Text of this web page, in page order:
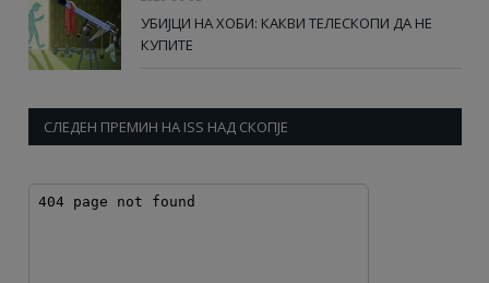
УБИЈЦИ НА ХОБИ: КАКВИ ТЕЛЕСКОПИ ДА НЕ
КУПИТЕ
СЛЕДЕН ПРЕМИН НА ISS НАД СКОПЈЕ